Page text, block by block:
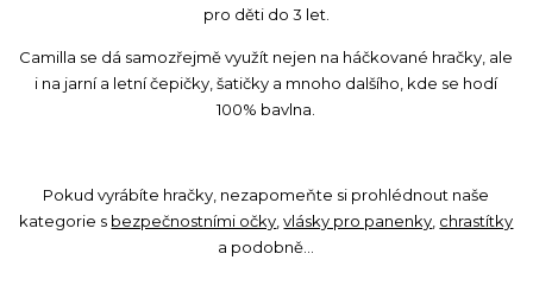
pro děti do 3 let.
Camilla se dá samozřejmě využít nejen na háčkované hračky, ale
i na jarní a letní čepičky, šatičky a mnoho dalšího, kde se hodí
100% bavlna.
Pokud vyrábíte hračky, nezapomeňte si prohlédnout naše
kategorie s bezpečnostními očky,vlásky pro panenky, chrastítky
a podobně...